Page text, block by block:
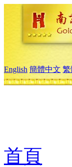
English 簡體中文 繁
首頁